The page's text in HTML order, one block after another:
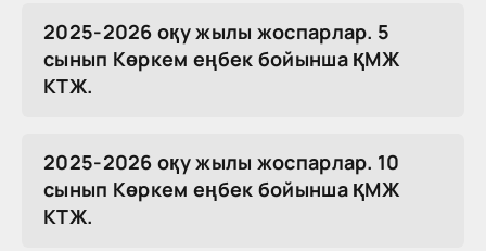
2025-2026 оқу жылы жоспарлар. 5
сынып Көркем еңбек бойынша ҚМЖ
КТЖ.
2025-2026 оқу жылы жоспарлар. 10
сынып Көркем еңбек бойынша ҚМЖ
КТЖ.